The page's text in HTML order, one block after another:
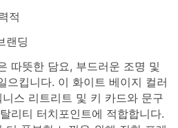
적
랜딩
따뜻한 담요, 부드러운 조명 및
으킵니다. 이 화이트 베이지 컬러
스 리트리트 및 키 카드와 문구
리티 터치포인트에 적합합니다.